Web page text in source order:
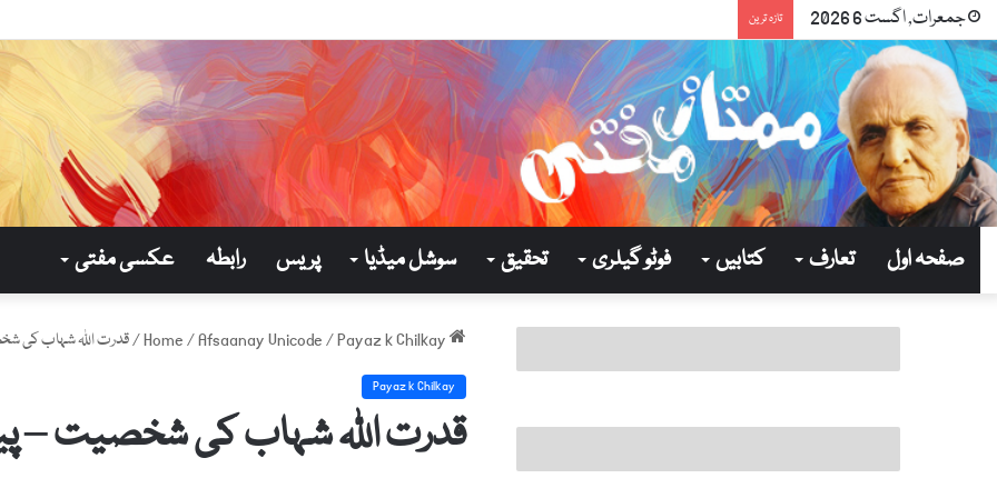
جمعرات, اگست 6 2026 تازہ ترین
صفحہ اول تعارف کتابیں فوٹو گیلری تحقیق سوشل میڈیا پریس رابطہ عکسی مفتی
/Afsaanay Unicode/Payaz k Chilkay
/قدرت اللہ شہاب کی
Payaz k Chilkay
قدرت اللہ شہاب کی شخصیت –